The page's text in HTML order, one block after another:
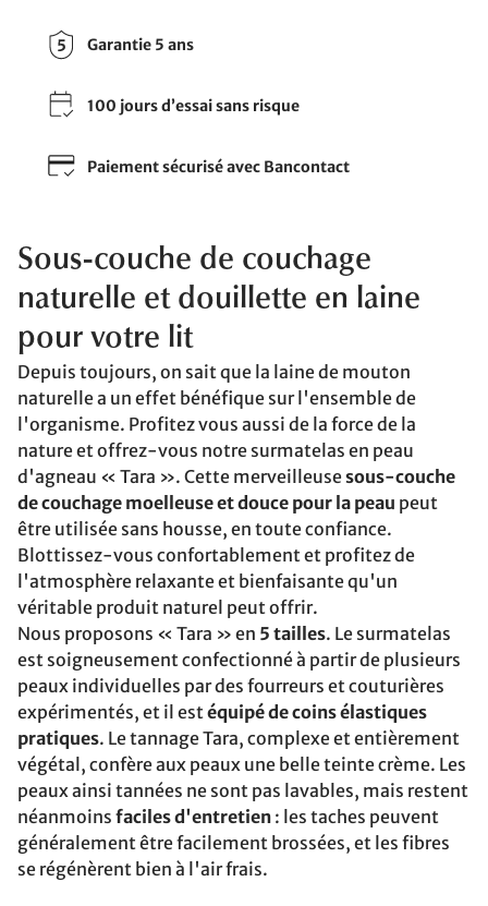
Garantie 5 ans
100 jours d’essai sans risque
Paiement sécurisé avec Bancontact
Sous-couche de couchage
naturelle et douillette en laine
pour votre lit
Depuis toujours, on sait que la laine de mouton
naturelle a un effet bénéfique sur l'ensemble de
l'organisme. Profitez vous aussi de la force de la
nature et offrez-vous notre surmatelas en peau
d'agneau « Tara ». Cette merveilleusesous-couche
de couchage moelleuse et douce pour la peau peut
être utilisée sans housse, en toute confiance.
Blottissez-vous confortablement et profitez de
l'atmosphère relaxante et bienfaisante qu'un
véritable produit naturel peut offrir.
Nous proposons « Tara » en 5 tailles. Le surmatelas
est soigneusement confectionné à partir de plusieurs
peaux individuelles par des fourreurs et couturières
expérimentés, et il estéquipé de coins élastiques
pratiques. Le tannage Tara, complexe et entièrement
végétal, confère aux peaux une belle teinte crème. Les
peaux ainsi tannées ne sont pas lavables, mais restent
néanmoins faciles d'entretien : les taches peuvent
généralement être facilement brossées, et les fibres
se régénèrent bien à l'air frais.